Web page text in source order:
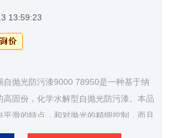
13:59:23
自抛光防污漆9000 78950是一种基于纳
固份，化学水解型自抛光防污漆。本品
滑的特点，和对抛光的精细控制，而且
组合使得性能最优